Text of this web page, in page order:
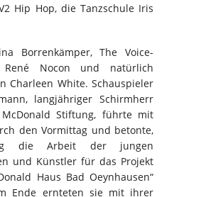
Hip Hop, die Tanzschule Iris
Borrenkämper, The Voice-
René Nocon und natürlich
Charleen White. Schauspieler
langjähriger Schirmherr
Stiftung, führte mit
den Vormittag und betonte,
die Arbeit der jungen
und Künstler für das Projekt
Haus Bad Oeynhausen“
Ende ernteten sie mit ihrer